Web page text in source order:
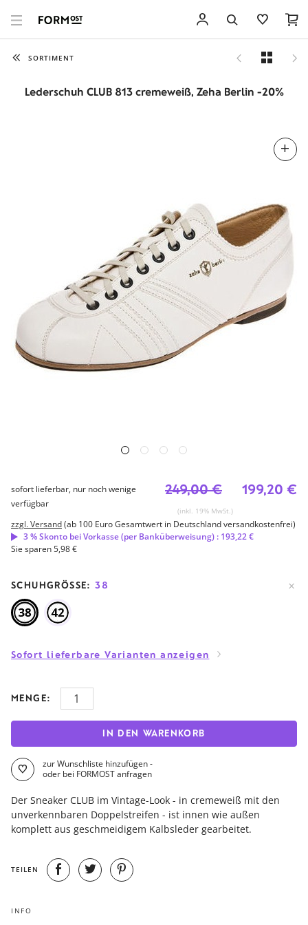
SORTIMENT
Lederschuh CLUB 813 cremeweiß, Zeha Berlin -20%
249,00 € 199,20 €
(inkl. 19% MwSt.)
sofort lieferbar, nur noch wenige
verfügbar
zzgl. Versand(ab 100 Euro Gesamtwert in Deutschland versandkostenfrei)
3 % Skonto bei Vorkasse (per Banküberweisung) : 193,22 €
Sie sparen 5,98 €
SCHUHGRÖSSE: 38
Sofort lieferbare Varianten anzeigen
MENGE:
IN DEN WARENKORB
zur Wunschliste hinzufügen -
oder bei FORMOST anfragen
Der Sneaker CLUB im Vintage-Look - in cremeweiß mit den
unverkennbaren Doppelstreifen - ist innen wie außen
komplett aus geschmeidigem Kalbsleder gearbeitet.
TEILEN
INFO